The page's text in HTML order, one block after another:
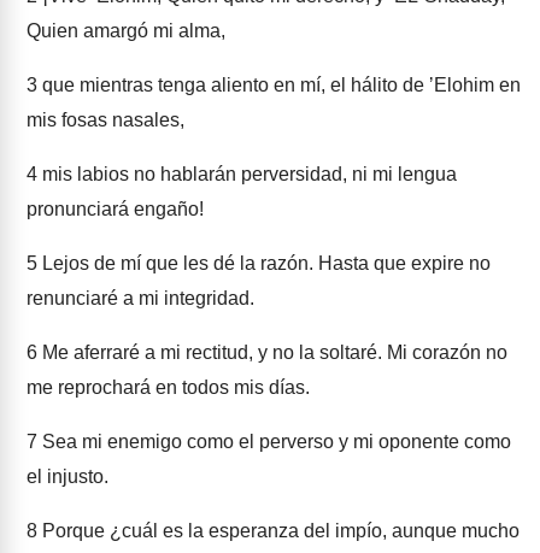
Quien amargó mi alma,
3 que mientras tenga aliento en mí, el hálito de ʼElohim en
mis fosas nasales,
4 mis labios no hablarán perversidad, ni mi lengua
pronunciará engaño!
5 Lejos de mí que les dé la razón. Hasta que expire no
renunciaré a mi integridad.
6 Me aferraré a mi rectitud, y no la soltaré. Mi corazón no
me reprochará en todos mis días.
7 Sea mi enemigo como el perverso y mi oponente como
el injusto.
8 Porque ¿cuál es la esperanza del impío, aunque mucho